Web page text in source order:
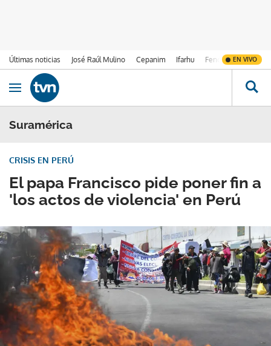
Últimas noticias José Raúl Mulino Cepanim Ifarhu Fenómeno de El
EN VIVO
Ir al contenido
Obrir navegació
Suramérica
El papa Francisco pide poner fin a
'los actos de violencia' en Perú
CRISIS EN PERÚ